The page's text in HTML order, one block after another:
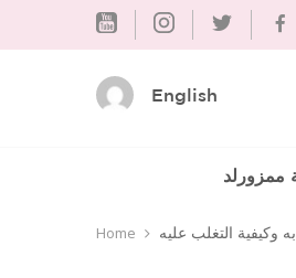
English
ممزورلد
Home وكيفية التغلب عليه